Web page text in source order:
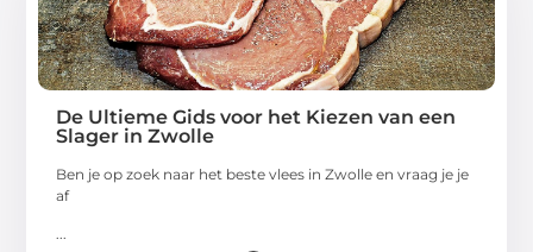
De Ultieme Gids voor het Kiezen van een
Slager in Zwolle
Ben je op zoek naar het beste vlees in Zwolle en vraag je je
af
...